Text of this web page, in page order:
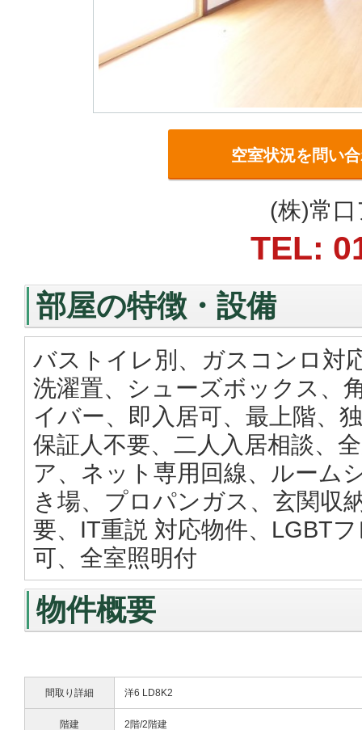
空室状況を問い
(株)常
TEL:
部屋の特徴・設備
バストイレ別、ガスコンロ対
洗濯置、シューズボックス、
イバー、即入居可、最上階、
保証人不要、二人入居相談、
ア、ネット専用回線、ルーム
き場、プロパンガス、玄関収
要、IT重説 対応物件、LGBT
可、全室照明付
物件概要
間取り詳細 洋6 LD8K2
階建 2階/2階建